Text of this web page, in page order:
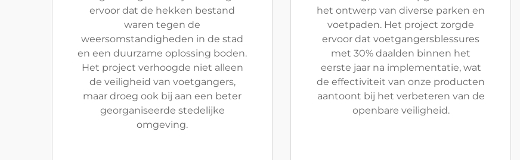
ervoor dat de hekken bestand
waren tegen de
weersomstandigheden in de stad
en een duurzame oplossing boden.
Het project verhoogde niet alleen
de veiligheid van voetgangers,
maar droeg ook bij aan een beter
georganiseerde stedelijke
omgeving.
het ontwerp van diverse parken en
voetpaden. Het project zorgde
ervoor dat voetgangersblessures
met 30% daalden binnen het
eerste jaar na implementatie, wat
de effectiviteit van onze producten
aantoont bij het verbeteren van de
openbare veiligheid.